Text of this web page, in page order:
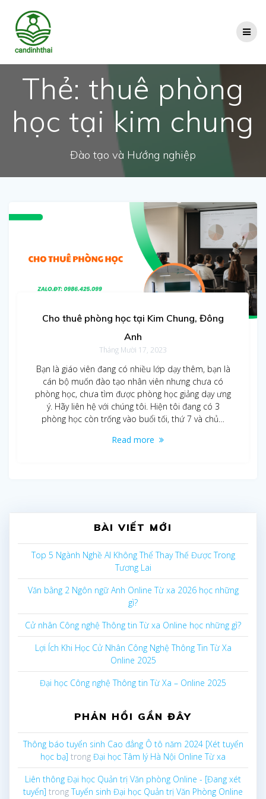
Thẻ: thuê phòng
học tại kim chung
Đào tạo và Hướng nghiệp
Cho thuê phòng học tại Kim Chung, Đông
Anh
Tháng Mười 17, 2023
Bạn là giáo viên đang có nhiều lớp dạy thêm, bạn là
cán bộ muốn đào tạo nhân viên nhưng chưa có
phòng học, chưa tìm được phòng học giảng dạy ưng
ý. Hãy liên hệ với chúng tôi. Hiện tôi đang có 3
phòng học còn trống vào buổi tối, thứ 7 và chủ…
Read more
BÀI VIẾT MỚI
Top 5 Ngành Nghề AI Không Thể Thay Thế Được Trong
Tương Lai
Văn bằng 2 Ngôn ngữ Anh Online Từ xa 2026 học những
gì?
Cử nhân Công nghệ Thông tin Từ xa Online học những gì?
Lợi Ích Khi Học Cử Nhân Công Nghệ Thông Tin Từ Xa
Online 2025
Đại học Công nghệ Thông tin Từ Xa – Online 2025
PHẢN HỒI GẦN ĐÂY
Thông báo tuyển sinh Cao đẳng Ô tô năm 2024 [Xét tuyển
học bạ] trong Đại học Tâm lý Hà Nội Online Từ xa
Liên thông Đại học Quản trị Văn phòng Online - [Đang xét
tuyển] trongTuyển sinh Đại học Quản trị Văn Phòng Online